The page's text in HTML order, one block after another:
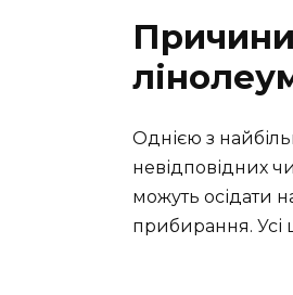
Однією з
невідповідних
можуть осідати
прибирання. Усі